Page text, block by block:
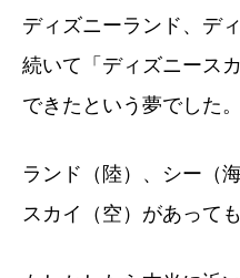
ディズニーランド、デ
続いて「ディズニース
できたという夢でした。
ランド（陸）、シー（
スカイ（空）があって